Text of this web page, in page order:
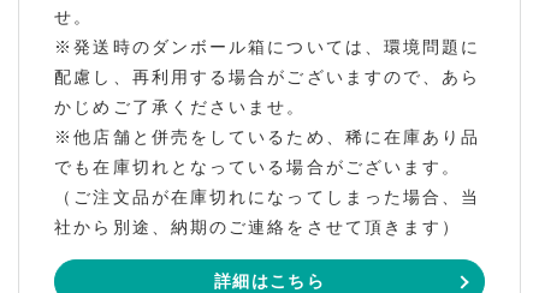
せ。
※発送時のダンボール箱については、環境問題に
配慮し、再利用する場合がございますので、あら
かじめご了承くださいませ。
※他店舗と併売をしているため、稀に在庫あり品
でも在庫切れとなっている場合がございます。
（ご注文品が在庫切れになってしまった場合、当
社から別途、納期のご連絡をさせて頂きます）
詳細はこちら